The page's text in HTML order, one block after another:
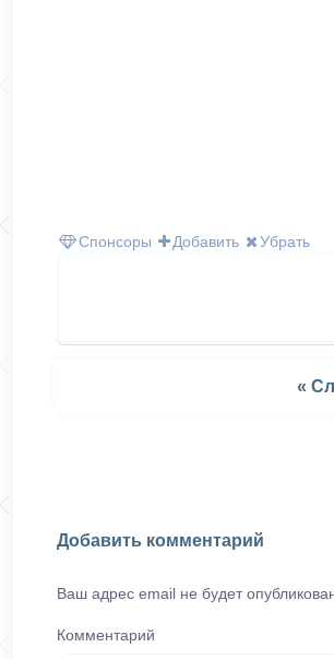
Спонсоры
Добавить Убрать
«
Добавить комментарий
Ваш адрес email не будет
Комментарий